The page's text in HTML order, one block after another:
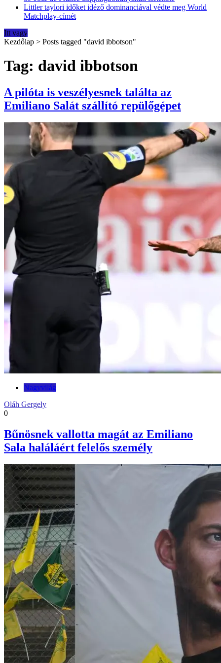
Littler taylori időket idéző dominanciával védte meg World
Matchplay-címét
Itt vagy
Kezdőlap > Posts tagged "david ibbotson"
Tag: david ibbotson
A pilóta is veszélyesnek találta az
Emiliano Salát szállító repülőgépet
Nagyvilág
Oláh Gergely
0
Bűnösnek vallotta magát az Emiliano
Sala haláláért felelős személy